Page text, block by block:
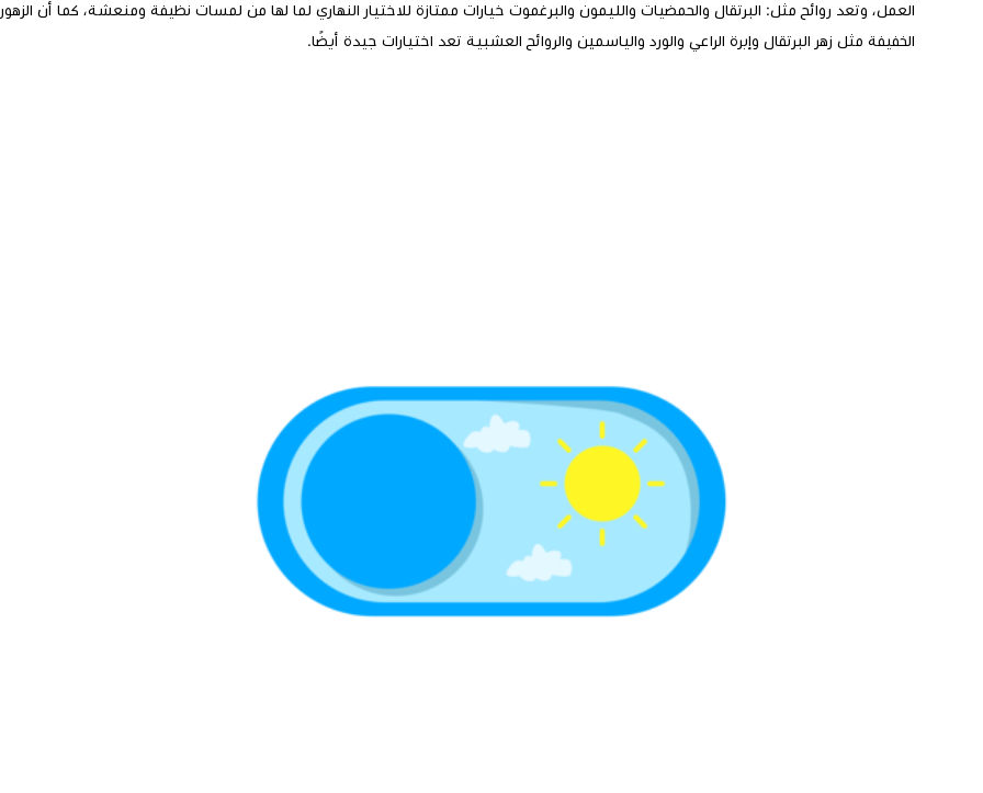
العمل، وتعد روائح مثل: البرتقال والحمضيات والليمون والبرغموت خيارات ممتازة للاختيار النهاري لما لها من لمسات نظيفة ومنعشة، كما أن الزهور
الخفيفة مثل زهر البرتقال وإبرة الراعي والورد والياسمين والروائح العشبية تعد اختيارات جيدة أيضًا.